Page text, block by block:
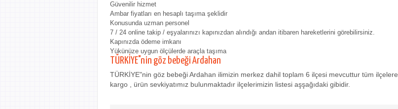
Güvenilir hizmet
Ambar fiyatları en hesaplı taşıma şeklidir
Konusunda uzman personel
7 / 24 online takip / eşyalarınızı kapınızdan alındığı andan itibaren hareketlerini görebilirsiniz.
Kapınızda ödeme imkanı
Yükünüze uygun ölçülerde araçla taşıma
TÜRKİYE"nin göz bebeği Ardahan
TÜRKİYE"nin göz bebeği Ardahan ilimizin merkez dahil toplam 6 ilçesi mevcuttur tüm ilçelere
kargo , ürün sevkiyatımız bulunmaktadır ilçelerimizin listesi aşşağıdaki gibidir.